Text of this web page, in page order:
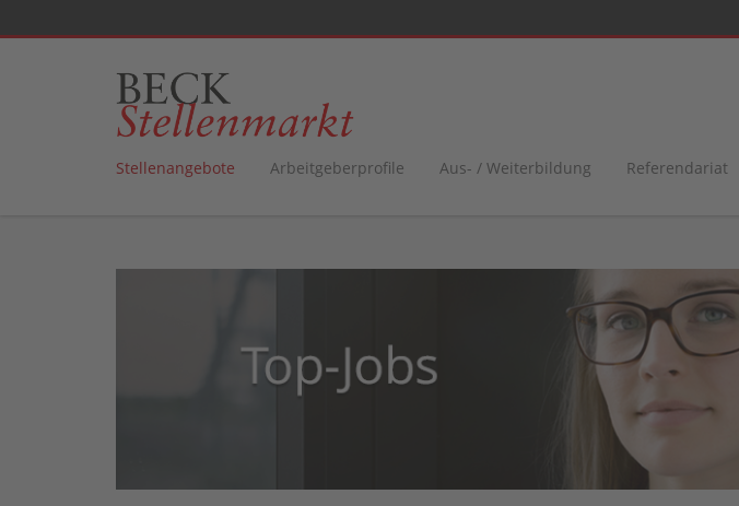
Stellenangebote Arbeitgeberprofile Aus- / Weiterbildung Referendariat